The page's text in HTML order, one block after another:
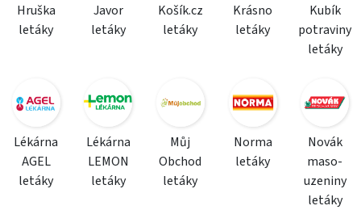
Hruška
letáky
Javor
letáky
Košík.cz
letáky
Krásno
letáky
Kubík
potraviny
letáky
Lékárna
AGEL
letáky
Lékárna
LEMON
letáky
Můj
Obchod
letáky
Norma
letáky
Novák
maso-
uzeniny
letáky